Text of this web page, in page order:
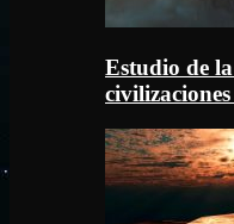
Estudio de